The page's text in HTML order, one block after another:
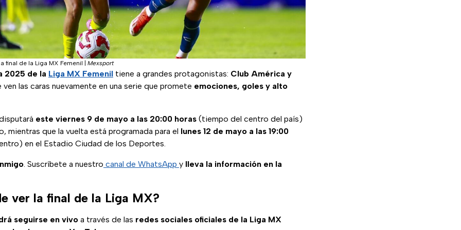
final de la Liga MX Femenil Mexsport
2025 de la Liga MX Femenil tiene a grandes protagonistas: Club América y
las caras nuevamente en una serie que promete emociones, goles y alto
este viernes 9 de mayo a las 20:00 horas (tiempo del centro del país)
mientras que la vuelta está programada para el lunes 12 de mayo a las 19:00
en el Estadio Ciudad de los Deportes.
. Suscríbete a nuestro canal de WhatsApp y lleva la información en la
ver la final de la Liga MX?
seguirse en vivo a través de las redes sociales oficiales de la Liga MX